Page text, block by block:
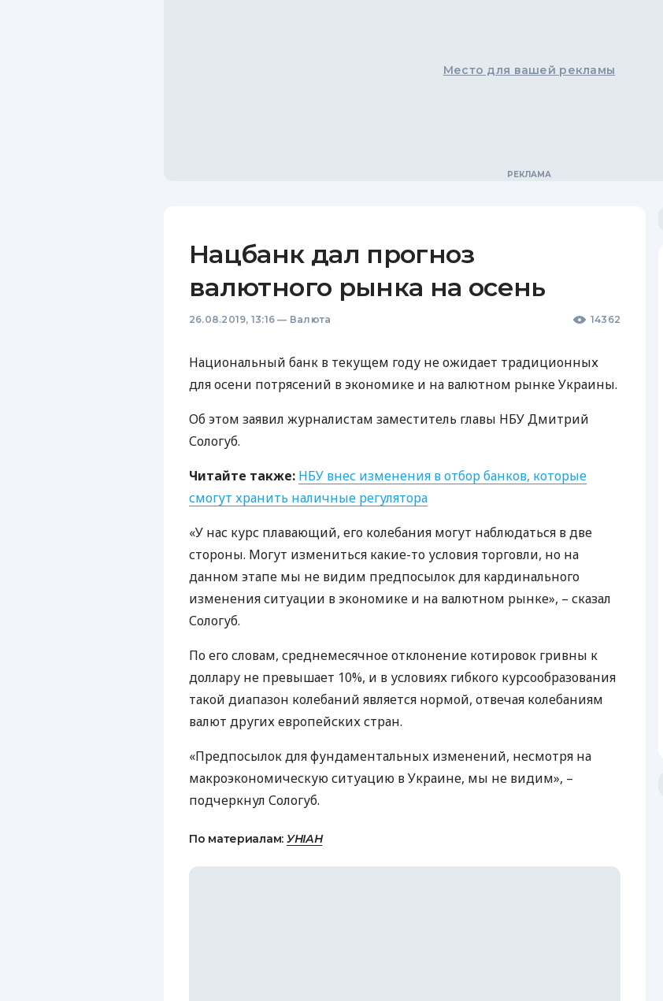
Место для вашей рекламы
Нацбанк дал прогноз
валютного рынка на осень
26.08.2019, 13:16 — Валюта 14362
Национальный банк в текущем году не ожидает традиционных
для осени потрясений в экономике и на валютном рынке Украины.
Об этом заявил журналистам заместитель главы НБУДмитрий
Сологуб.
Читайте также: НБУ внес изменения в отбор банков, которые
смогут хранить наличные регулятора
«У нас курс плавающий, его колебания могут наблюдаться в две
стороны. Могут измениться какие-то условия торговли, но на
данном этапе мы не видим предпосылок для кардинального
изменения ситуации в экономике и на валютном рынке», – сказал
Сологуб.
По его словам, среднемесячное отклонение котировок гривны к
доллару не превышает 10%, и в условиях гибкого курсообразования
такой диапазон колебаний является нормой, отвечая колебаниям
валют других европейских стран.
«Предпосылок для фундаментальных изменений, несмотря на
макроэкономическую ситуацию в Украине, мы не видим», –
подчеркнул Сологуб.
По материалам: УНІАН